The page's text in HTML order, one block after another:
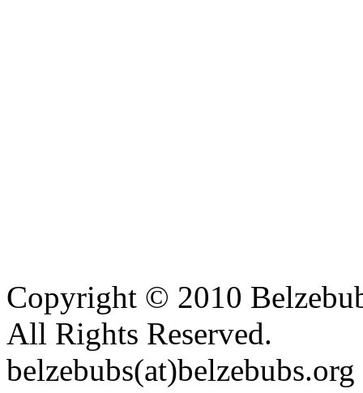
Copyright © 2010
All Rights Reserved.
belzebubs(at)belzebubs.org